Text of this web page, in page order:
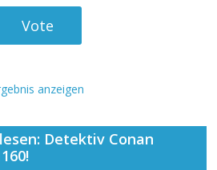
anzeigen
Detektiv Conan